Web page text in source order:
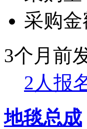
采购金
3个月前
2人报
地毯总成